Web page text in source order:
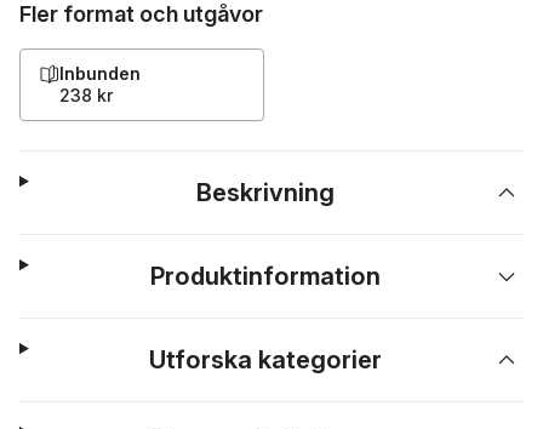
Fler format och utgåvor
Inbunden
238 kr
Beskrivning
Produktinformation
Utforska kategorier